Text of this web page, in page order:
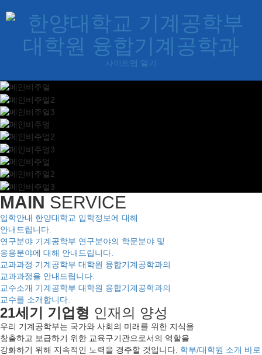
사이트맵 열기
MAIN SERVICE
입학안내 한양대학교 입학정보에 대해
안내드립니다.
연구분야 기계공학부 연구분야의 학문분야 및
응용분야에 대해 안내드립니다.
교과과정 기계공학부 대학원 융합기계공학과의
교과과정을 안내드립니다.
교수소개 기계공학부 대학원 융합기계공학과의
교수를 소개합니다.
21세기 기업형 인재의 양성
우리 기계공학부는 국가와 사회의 미래를 위한 지식을
창출하고 보급하기 위한 교육구기관으로서의 역할을
강화하기 위해 지속적인 노력을 경주할 것입니다. 학부/대학원 소개 바로